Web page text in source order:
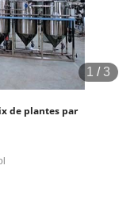
1 /3
de plantes par